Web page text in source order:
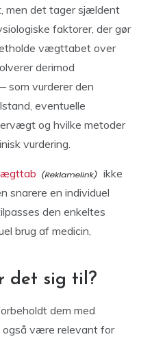
men det tager sjældent
faktorer, der gør
vægttabet over
derimod
vurderer den
eventuelle
og hvilke metoder
vurdering.
ikke
snarere en individuel
den enkeltes
brug af medicin,
det sig til?
dem med
være relevant for